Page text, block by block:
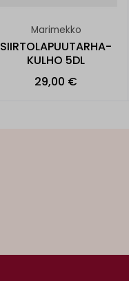
Marimekko
SIIRTOLAPUUTARHA-
KULHO 5DL
29,00 €